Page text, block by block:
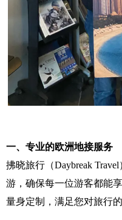
一、专业的欧洲地接服务
拂晓旅行（Daybreak
游，确保每一位游客都能
量身定制，满足您对旅行的